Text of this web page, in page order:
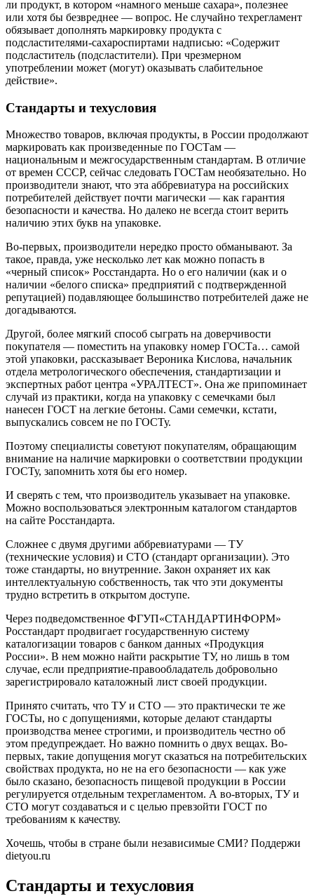
ли продукт, в котором «намного меньше сахара», полезнее
или хотя бы безвреднее — вопрос. Не случайно техрегламент
обязывает дополнять маркировку продукта с
подсластителями-сахароспиртами надписью: «Содержит
подсластитель (подсластители). При чрезмерном
употреблении может (могут) оказывать слабительное
действие».
Стандарты и техусловия
Множество товаров, включая продукты, в России продолжают
маркировать как произведенные по ГОСТам —
национальным и межгосударственным стандартам. В отличие
от времен СССР, сейчас следовать ГОСТам необязательно. Но
производители знают, что эта аббревиатура на российских
потребителей действует почти магически — как гарантия
безопасности и качества. Но далеко не всегда стоит верить
наличию этих букв на упаковке.
Во-первых, производители нередко просто обманывают. За
такое, правда, уже несколько лет как можно попасть в
«черный список» Росстандарта. Но о его наличии (как и о
наличии «белого списка» предприятий с подтвержденной
репутацией) подавляющее большинство потребителей даже не
догадываются.
Другой, более мягкий способ сыграть на доверчивости
покупателя — поместить на упаковку номер ГОСТа… самой
этой упаковки, рассказывает Вероника Кислова, начальник
отдела метрологического обеспечения, стандартизации и
экспертных работ центра «УРАЛТЕСТ». Она же припоминает
случай из практики, когда на упаковку с семечками был
нанесен ГОСТ на легкие бетоны. Сами семечки, кстати,
выпускались совсем не по ГОСТу.
Поэтому специалисты советуют покупателям, обращающим
внимание на наличие маркировки о соответствии продукции
ГОСТу, запомнить хотя бы его номер.
И сверять с тем, что производитель указывает на упаковке.
Можно воспользоваться электронным каталогом стандартов
на сайте Росстандарта.
Сложнее с двумя другими аббревиатурами — ТУ
(технические условия) и СТО (стандарт организации). Это
тоже стандарты, но внутренние. Закон охраняет их как
интеллектуальную собственность, так что эти документы
трудно встретить в открытом доступе.
Через подведомственное ФГУП«СТАНДАРТИНФОРМ»
Росстандарт продвигает государственную систему
каталогизации товаров с банком данных «Продукция
России». В нем можно найти раскрытие ТУ, но лишь в том
случае, если предприятие-правообладатель добровольно
зарегистрировало каталожный лист своей продукции.
Принято считать, что ТУ и СТО — это практически те же
ГОСТы, но с допущениями, которые делают стандарты
производства менее строгими, и производитель честно об
этом предупреждает. Но важно помнить о двух вещах. Во-
первых, такие допущения могут сказаться на потребительских
свойствах продукта, но не на его безопасности — как уже
было сказано, безопасность пищевой продукции в России
регулируется отдельным техрегламентом. А во-вторых, ТУ и
СТО могут создаваться и с целью превзойти ГОСТ по
требованиям к качеству.
Хочешь, чтобы в стране были независимые СМИ? Поддержи
dietyou.ru
Стандарты и техусловия